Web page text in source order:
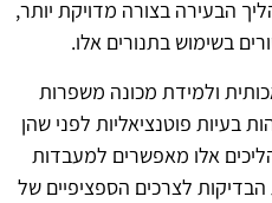
הבעירה בצורה מדויקת יותר,
בשימוש בתנורים אלו.
ולמידת מכונה משפרות
בעיות פוטנציאליות לפני שהן
אלו מאפשרים למעבדות
לצרכים הספציפיים של